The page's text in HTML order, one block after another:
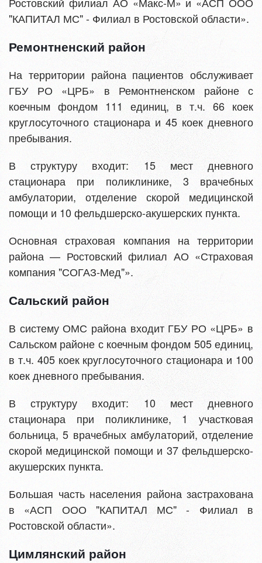
"КАПИТАЛ МС" - Филиал в Ростовской области».
Ремонтненский район
На территории района пациентов обслуживает
ГБУ РО «ЦРБ» в Ремонтненском районе с
коечным фондом 111 единиц, в т.ч. 66 коек
круглосуточного стационара и 45 коек дневного
пребывания.
В структуру входит: 15 мест дневного
стационара при поликлинике, 3 врачебных
амбулатории, отделение скорой медицинской
помощи и 10 фельдшерско-акушерских пункта.
Основная страховая компания на территории
района — Ростовский филиал АО «Страховая
компания "СОГАЗ-Мед"».
Сальский район
В систему ОМС района входит ГБУ РО «ЦРБ» в
Сальском районе с коечным фондом 505 единиц,
в т.ч. 405 коек круглосуточного стационара и 100
коек дневного пребывания.
В структуру входит: 10 мест дневного
стационара при поликлинике, 1 участковая
больница, 5 врачебных амбулаторий, отделение
скорой медицинской помощи и 37 фельдшерско-
акушерских пункта.
Большая часть населения района застрахована
в «АСП ООО "КАПИТАЛ МС" - Филиал в
Ростовской области».
Цимлянский район